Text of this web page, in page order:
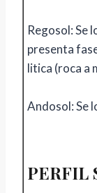
Regosol: Se
presenta
litica (roca a
Andosol: Se
PERFIL